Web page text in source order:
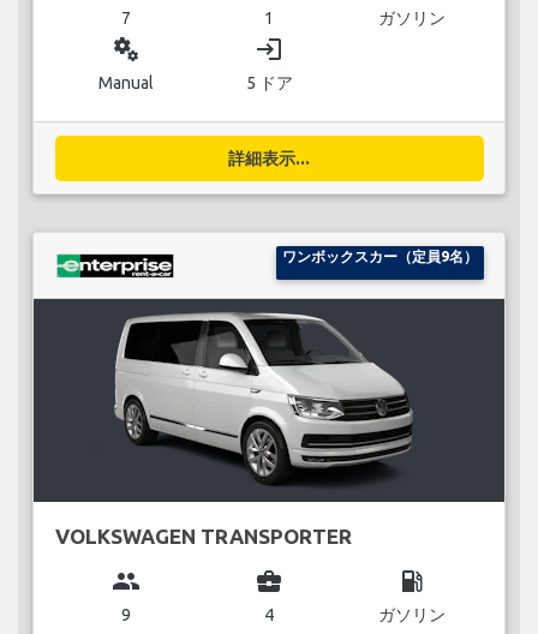
7 1 ガソリン
miscellaneous_services
Manual
login
5 ドア
詳細表示...
ワンボックスカー（定員9名）
VOLKSWAGEN TRANSPORTER
group
9
business_center
4
local_gas_station
ガソリン